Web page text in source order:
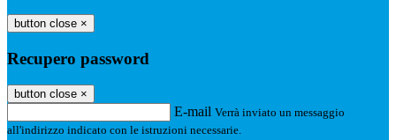
button close ×
Recupero password
button close ×
E-mail Verrà inviato un messaggio
all'indirizzo indicato con le istruzioni necessarie.